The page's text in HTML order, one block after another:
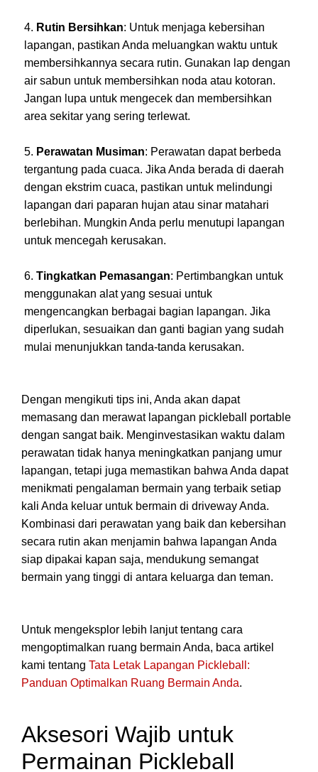
Rutin Bersihkan: Untuk menjaga kebersihan
lapangan, pastikan Anda meluangkan waktu untuk
membersihkannya secara rutin. Gunakan lap dengan
air sabun untuk membersihkan noda atau kotoran.
Jangan lupa untuk mengecek dan membersihkan
area sekitar yang sering terlewat.
Perawatan Musiman: Perawatan dapat berbeda
tergantung pada cuaca. Jika Anda berada di daerah
dengan ekstrim cuaca, pastikan untuk melindungi
lapangan dari paparan hujan atau sinar matahari
berlebihan. Mungkin Anda perlu menutupi lapangan
untuk mencegah kerusakan.
Tingkatkan Pemasangan: Pertimbangkan untuk
menggunakan alat yang sesuai untuk
mengencangkan berbagai bagian lapangan. Jika
diperlukan, sesuaikan dan ganti bagian yang sudah
mulai menunjukkan tanda-tanda kerusakan.
Dengan mengikuti tips ini, Anda akan dapat
memasang dan merawat lapangan pickleball portable
dengan sangat baik. Menginvestasikan waktu dalam
perawatan tidak hanya meningkatkan panjang umur
lapangan, tetapi juga memastikan bahwa Anda dapat
menikmati pengalaman bermain yang terbaik setiap
kali Anda keluar untuk bermain di driveway Anda.
Kombinasi dari perawatan yang baik dan kebersihan
secara rutin akan menjamin bahwa lapangan Anda
siap dipakai kapan saja, mendukung semangat
bermain yang tinggi di antara keluarga dan teman.
Untuk mengeksplor lebih lanjut tentang cara
mengoptimalkan ruang bermain Anda, baca artikel
kami tentang Tata Letak Lapangan Pickleball:
Panduan Optimalkan Ruang Bermain Anda.
Aksesori Wajib untuk
Permainan Pickleball